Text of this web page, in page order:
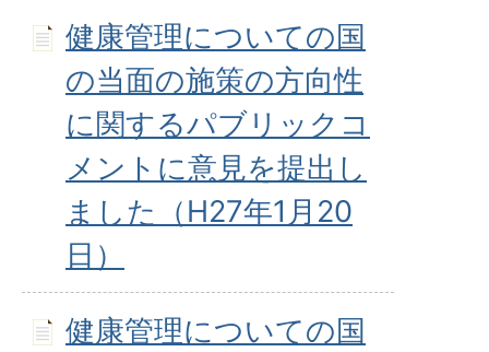
健康管理についての国
の当面の施策の方向性
に関するパブリックコ
メントに意見を提出し
ました（H27年1月20
日）
健康管理についての国